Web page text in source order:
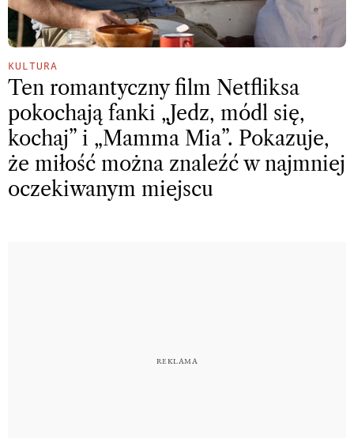
KULTURA
Ten romantyczny film Netfliksa
pokochają fanki „Jedz, módl się,
kochaj” i „Mamma Mia”. Pokazuje,
że miłość można znaleźć w najmniej
oczekiwanym miejscu